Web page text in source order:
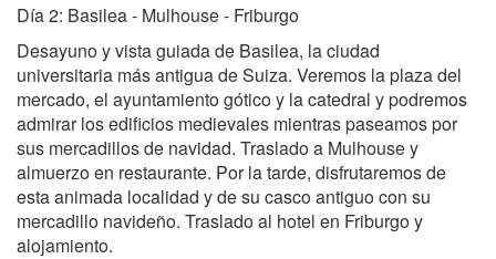
Día 2: Basilea - Mulhouse - Friburgo
Desayuno y vista guiada de Basilea, la ciudad
universitaria más antigua de Suiza. Veremos la plaza del
mercado, el ayuntamiento gótico y la catedral y podremos
admirar los edificios medievales mientras paseamos por
sus mercadillos de navidad. Traslado a Mulhouse y
almuerzo en restaurante. Por la tarde, disfrutaremos de
esta animada localidad y de su casco antiguo con su
mercadillo navideño. Traslado al hotel en Friburgo y
alojamiento.